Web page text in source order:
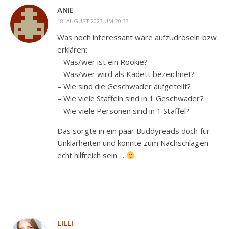
ANIE
18. AUGUST 2023 UM 20:33
Was noch interessant wäre aufzudröseln bzw
erklären:
– Was/wer ist ein Rookie?
– Was/wer wird als Kadett bezeichnet?
– Wie sind die Geschwader aufgeteilt?
– Wie viele Staffeln sind in 1 Geschwader?
– Wie viele Personen sind in 1 Staffel?
Das sorgte in ein paar Buddyreads doch für
Unklarheiten und könnte zum Nachschlagen
echt hilfreich sein….
LILLI